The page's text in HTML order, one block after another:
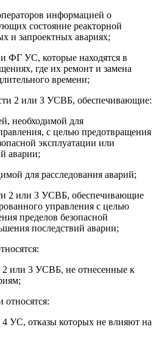
информацией о
состояние реакторной
и запроектных авариях;
ФГ УС, которые находятся в
где их ремонт и замена
времени;
2 или 3 УСВБ, обеспечивающие:
необходимой для
с целью предотвращения
эксплуатации или
аварии;
для расследования аварий;
2 или 3 УСВБ, обеспечивающие
управления с целью
пределов безопасной
последствий аварии;
2 или 3 УСВБ, не отнесенные к
относятся:
4 УС, отказы которых не влияют на